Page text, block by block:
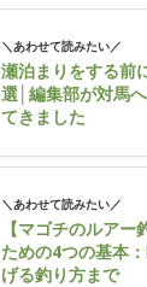
＼あわせて読みたい／
瀬泊まりをする前
選│編集部が対馬
てきました
＼あわせて読みたい／
【マゴチのルア
ための4つの基本
げる釣り方まで